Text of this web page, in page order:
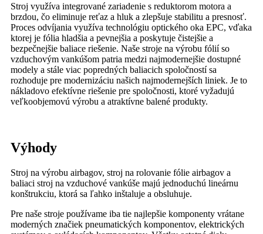
Stroj využíva integrované zariadenie s reduktorom motora a
brzdou, čo eliminuje reťaz a hluk a zlepšuje stabilitu a presnosť.
Proces odvíjania využíva technológiu optického oka EPC, vďaka
ktorej je fólia hladšia a pevnejšia a poskytuje čistejšie a
bezpečnejšie baliace riešenie. Naše stroje na výrobu fólií so
vzduchovým vankúšom patria medzi najmodernejšie dostupné
modely a stále viac popredných baliacich spoločností sa
rozhoduje pre modernizáciu našich najmodernejších liniek. Je to
nákladovo efektívne riešenie pre spoločnosti, ktoré vyžadujú
veľkoobjemovú výrobu a atraktívne balené produkty.
Výhody
Stroj na výrobu airbagov, stroj na rolovanie fólie airbagov a
baliaci stroj na vzduchové vankúše majú jednoduchú lineárnu
konštrukciu, ktorá sa ľahko inštaluje a obsluhuje.
Pre naše stroje používame iba tie najlepšie komponenty vrátane
moderných značiek pneumatických komponentov, elektrických